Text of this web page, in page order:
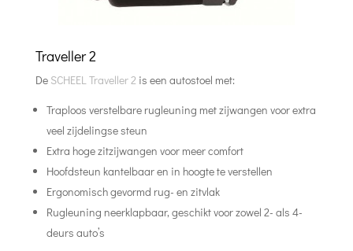
Traveller 2
De SCHEEL Traveller 2 is een autostoel met:
Traploos verstelbare rugleuning met zijwangen voor extra
veel zijdelingse steun
Extra hoge zitzijwangen voor meer comfort
Hoofdsteun kantelbaar en in hoogte te verstellen
Ergonomisch gevormd rug- en zitvlak
Rugleuning neerklapbaar, geschikt voor zowel 2- als 4-
deurs auto’s